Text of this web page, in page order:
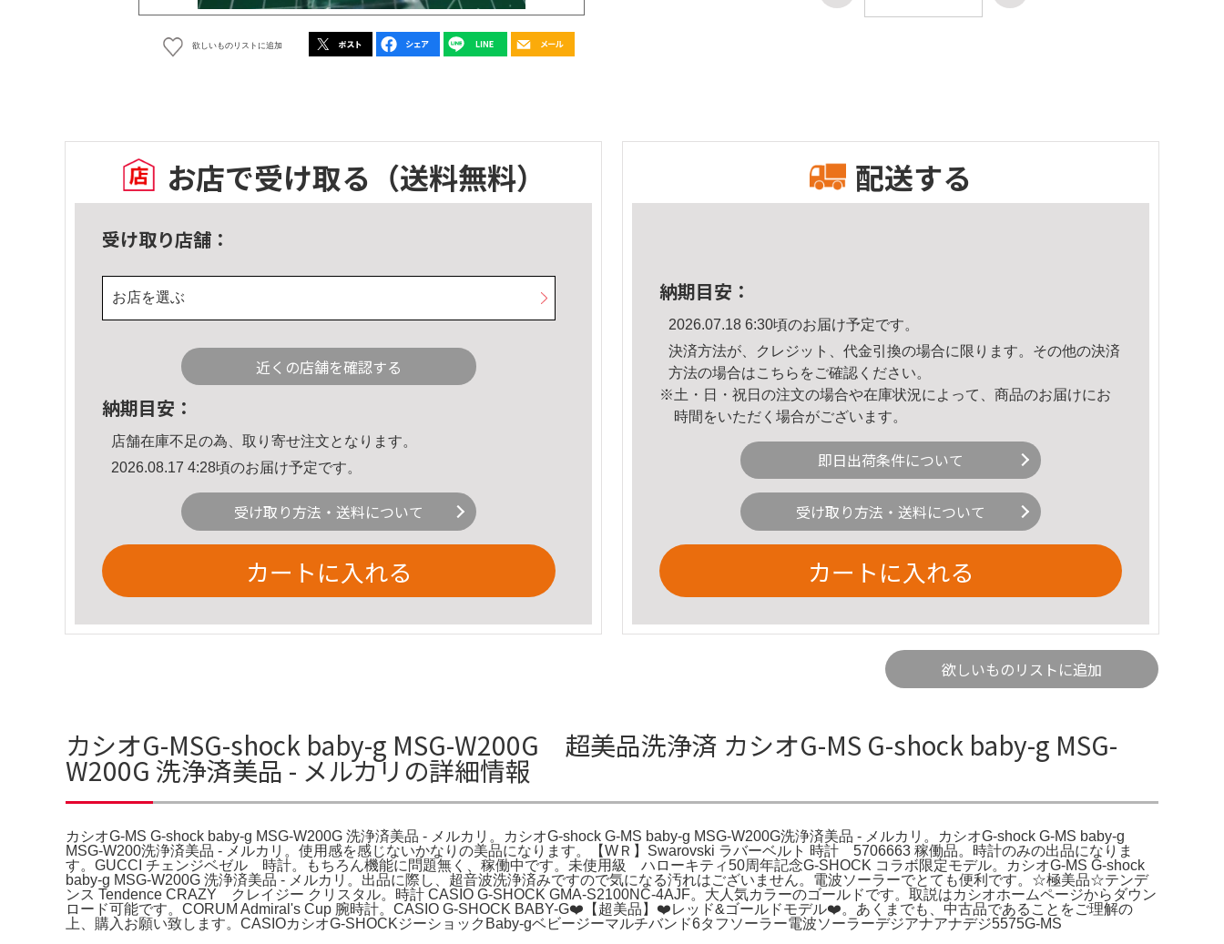
欲しいものリストに追加
お店で受け取る （送料無料）
受け取り店舗：
お店を選ぶ
近くの店舗を確認する
納期目安：
店舗在庫不足の為、取り寄せ注文となります。
2026.08.17 4:28頃のお届け予定です。
受け取り方法・送料について
カートに入れる
配送する
納期目安：
2026.07.18 6:30頃のお届け予定です。
決済方法が、クレジット、代金引換の場合に限ります。その他の決済
方法の場合はこちら をご確認ください。
※土・日・祝日の注文の場合や在庫状況によって、商品のお届けにお
時間をいただく場合がございます。
即日出荷条件について
受け取り方法・送料について
カートに入れる
欲しいものリストに追加
カシオG-MSG-shock baby-g MSG-W200G 超美品洗浄済 カシオG-MS G-shock baby-g MSG-
W200G 洗浄済美品 - メルカリの詳細情報
カシオG-MS G-shock baby-g MSG-W200G 洗浄済美品 - メルカリ。カシオG-shock G-MS baby-g MSG-W200G洗浄済美品 - メルカリ。カシオG-shock G-MS baby-g
MSG-W200洗浄済美品 - メルカリ。使用感を感じないかなりの美品になります。【WＲ】Swarovski ラバーベルト 時計 5706663 稼働品。時計のみの出品になりま
す。GUCCI チェンジベゼル 時計。もちろん機能に問題無く、稼働中です。未使用級 ハローキティ50周年記念G-SHOCK コラボ限定モデル。カシオG-MS G-shock
baby-g MSG-W200G 洗浄済美品 - メルカリ。出品に際し、超音波洗浄済みですので気になる汚れはございません。電波ソーラーでとても便利です。☆極美品☆テンデ
ンス Tendence CRAZY クレイジー クリスタル。時計 CASIO G-SHOCK GMA-S2100NC-4AJF。大人気カラーのゴールドです。取説はカシオホームページからダウン
ロード可能です。CORUM Admiral's Cup 腕時計。CASIO G-SHOCK BABY-G❤️【超美品】❤️レッド&ゴールドモデル❤️。あくまでも、中古品であることをご理解の
上、購入お願い致します。CASIOカシオG‐SHOCKジーショックBaby‐gベビージーマルチバンド6タフソーラー電波ソーラーデジアナアナデジ5575G-MS